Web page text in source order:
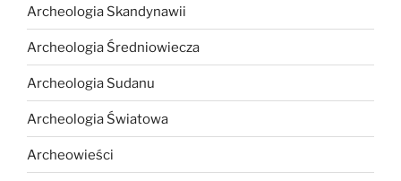
Archeologia Skandynawii
Archeologia Średniowiecza
Archeologia Sudanu
Archeologia Światowa
Archeowieści